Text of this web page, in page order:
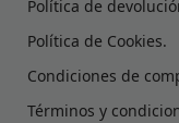
Política de
Política de Cookies.
Condiciones de
Términos y